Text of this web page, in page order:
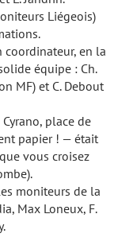
Liégeois)
coordinateur, en la
équipe : Ch.
MF) et C. Debout
place de
papier ! — était
vous croisez
moniteurs de la
Max Loneux, F.